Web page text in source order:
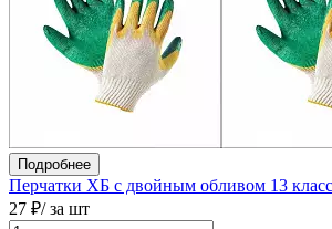
Подробнее
Перчатки ХБ с двойным обливом 13 класс
27 ₽/ за шт